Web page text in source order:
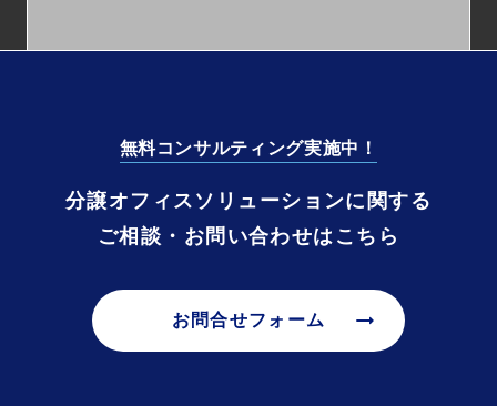
採用情報 arrow_right_alt
プライバシーポリシー
勧誘方針
無料コンサルティング実施中！
分譲オフィスソリューションに関する
ご相談・お問い合わせはこちら
お問合せフォーム arrow_right_alt